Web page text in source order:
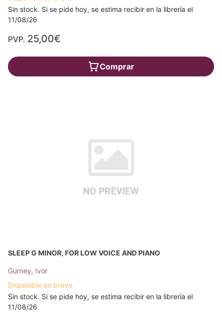
Sin stock. Si se pide hoy, se estima recibir en la librería el
11/08/26
PVP. 25,00€
Comprar
SLEEP G MINOR, FOR LOW VOICE AND PIANO
Gurney, Ivor
Disponible en breve
Sin stock. Si se pide hoy, se estima recibir en la librería el
11/08/26